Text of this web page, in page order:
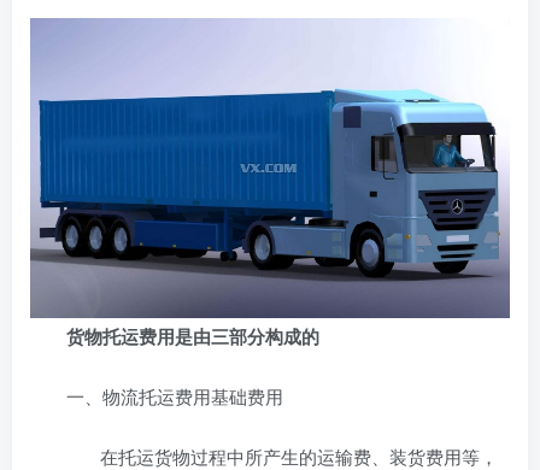
货物托运费用是由三部分构成的
一、物流托运费用基础费用
在托运货物过程中所产生的运输费、装货费用等，